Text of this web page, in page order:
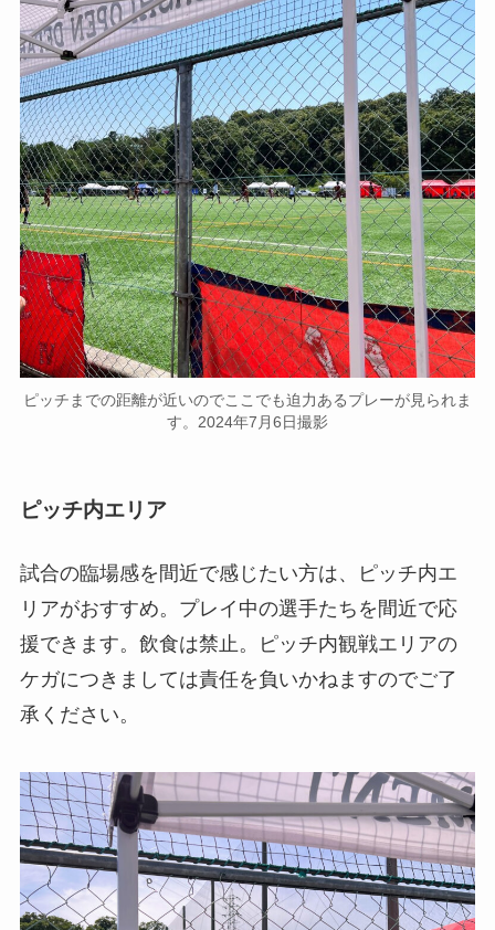
ピッチまでの距離が近いのでここでも迫力あるプレーが見られま
す。2024年7月6日撮影
ピッチ内エリア
試合の臨場感を間近で感じたい方は、ピッチ内エ
リアがおすすめ。プレイ中の選手たちを間近で応
援できます。飲食は禁止。ピッチ内観戦エリアの
ケガにつきましては責任を負いかねますのでご了
承ください。